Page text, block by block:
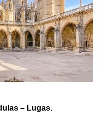
– Lugas.